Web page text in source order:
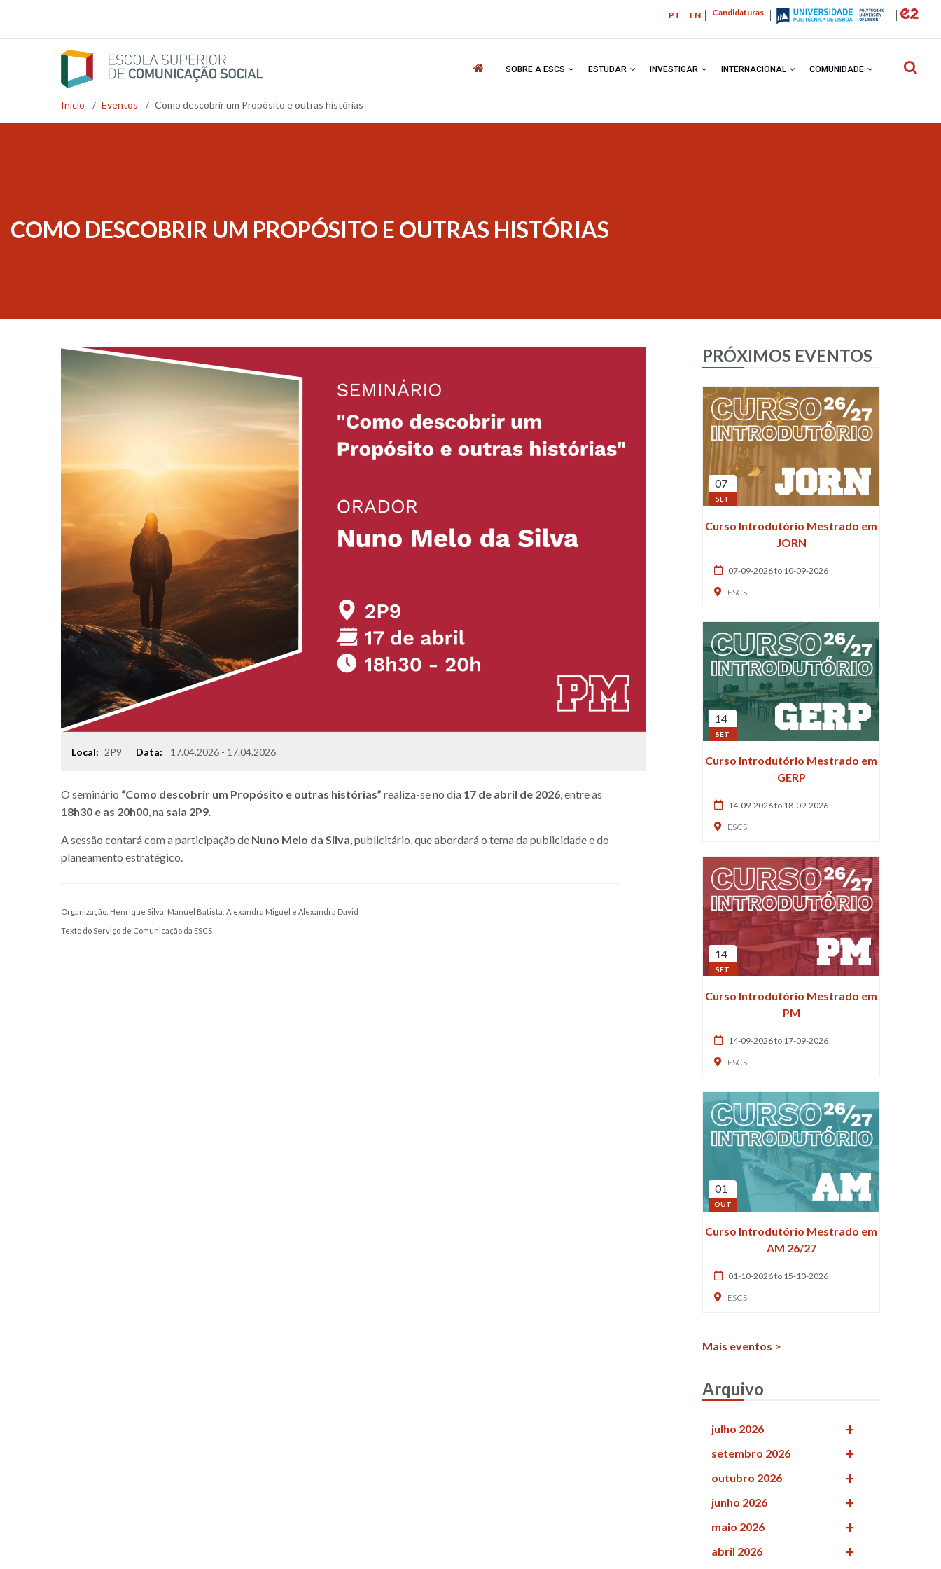
o
Candidaturas
PT EN
SOBRE A ESCS ESTUDAR INVESTIGAR INTERNACIONAL COMUNIDADE
Navegação
Início / Eventos / Como descobrir um Propósito e outras histórias
COMO DESCOBRIR UM PROPÓSITO E OUTRAS HISTÓRIAS
Local: 2P9 Data: 17.04.2026 - 17.04.2026
O seminário “Como descobrir um Propósito e outras histórias” realiza-se no dia 17 de abril de 2026, entre as
18h30 e as 20h00, na sala 2P9.
A sessão contará com a participação de Nuno Melo da Silva, publicitário, que abordará o tema da publicidade e do
planeamento estratégico.
Organização: Henrique Silva; Manuel Batista; Alexandra Miguel e Alexandra David
Texto do Serviço de Comunicação da ESCS
PRÓXIMOS EVENTOS
07
SET
Curso Introdutório Mestrado em
JORN
07-09-2026 to 10-09-2026
ESCS
14
SET
Curso Introdutório Mestrado em
GERP
14-09-2026 to 18-09-2026
ESCS
14
SET
Curso Introdutório Mestrado em
PM
14-09-2026 to 17-09-2026
ESCS
01
OUT
Curso Introdutório Mestrado em
AM 26/27
01-10-2026 to 15-10-2026
ESCS
Mais eventos >
Arquivo
julho 2026
setembro 2026
outubro 2026
junho 2026
maio 2026
abril 2026